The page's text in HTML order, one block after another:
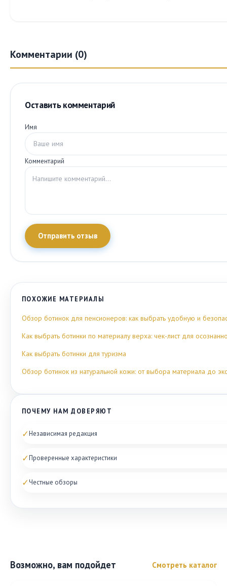
Комментарии (0)
Оставить комментарий
Имя
Комментарий
Отправить отзыв
ПОХОЖИЕ МАТЕРИАЛЫ
Обзор ботинок для пенсионеров: как выбрать удобную и
Как выбрать ботинки по материалу верха: чек-лист для
Как выбрать ботинки для туризма
Обзор ботинок из натуральной кожи: от выбора материала до
ПОЧЕМУ НАМ ДОВЕРЯЮТ
✓Независимая редакция
✓Проверенные характеристики
✓Честные обзоры
Возможно, вам подойдет Смотреть каталог